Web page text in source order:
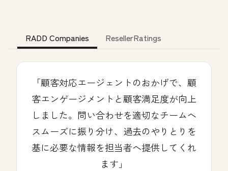
RADD Companies ResellerRatings
「顧客対応エージェントのおかげで、顧
客エンゲージメントと顧客満足度が向上
しました。問い合わせを適切なチームへ
スムーズに振り分け、過去のやりとりを
基に必要な情報を担当者へ提供してくれ
ます」